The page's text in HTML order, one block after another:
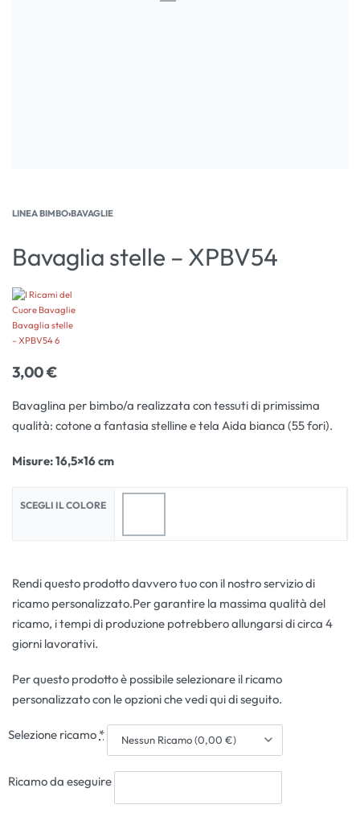
LINEA BIMBO›BAVAGLIE
Bavaglia stelle – XPBV54
3,00€
Bavaglina per bimbo/a realizzata con tessuti di primissima
qualità: cotone a fantasia stelline e tela Aida bianca (55 fori).
Misure: 16,5×16 cm
SCEGLI IL COLORE
Rendi questo prodotto davvero tuo con il nostro servizio di
ricamo personalizzato.Per garantire la massima qualità del
ricamo, i tempi di produzione potrebbero allungarsi di circa 4
giorni lavorativi.
Per questo prodotto è possibile selezionare il ricamo
personalizzato con le opzioni che vedi qui di seguito.
Selezione ricamo *
Ricamo da eseguire